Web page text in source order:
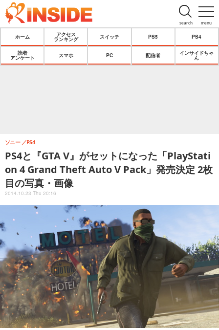
menu
search
ホーム
アクセス
ランキング
スイッチ PS5 PS4
読者
アンケート
スマホ PC 配信者
インサイドちゃ
ん
PS4と『GTA V』がセットになった「PlayStati
on 4 Grand Theft Auto V Pack」発売決定 2枚
目の写真・画像
ソニー PS4
2014.10.23 Thu 20:16